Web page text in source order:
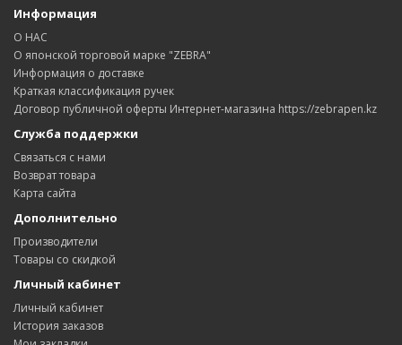
Информация
О НАС
О японской торговой марке "ZEBRA"
Информация о доставке
Краткая классификация ручек
Договор публичной оферты Интернет-магазина https://zebrapen.kz
Служба поддержки
Связаться с нами
Возврат товара
Карта сайта
Дополнительно
Производители
Товары со скидкой
Личный кабинет
Личный кабинет
История заказов